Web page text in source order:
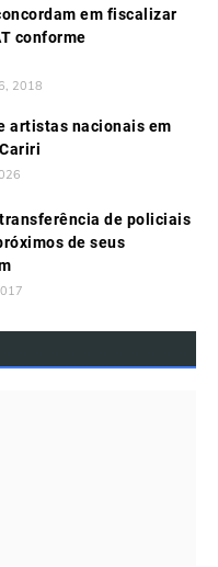
em fiscalizar
conforme
2018
artistas nacionais em
de policiais
de seus